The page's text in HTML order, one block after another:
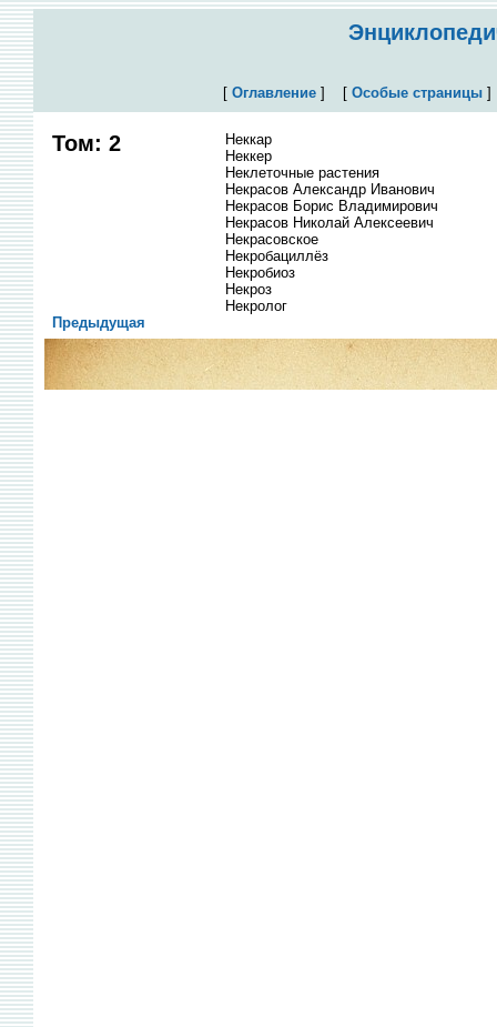
[ Оглавление] [ Особые страницы
Том: 2
Неккар
Неккер
Неклеточные растения
Некрасов Александр Иванович
Некрасов Борис Владимирович
Некрасов Николай Алексеевич
Некрасовское
Некробациллёз
Некробиоз
Некроз
Некролог
Предыдущая